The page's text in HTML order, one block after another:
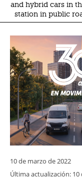
and hybrid cars in
station in public
10 de marzo de 2022
Última actualización: 10